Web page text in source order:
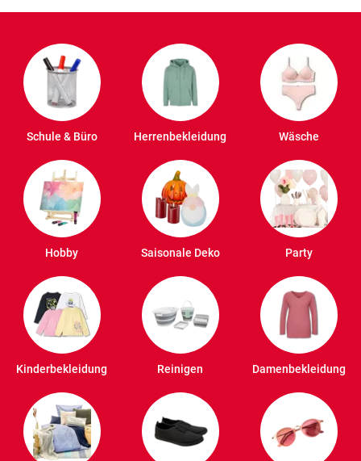
Schule & Büro Herrenbekleidung Wäsche
Hobby Saisonale Deko Party
Kinderbekleidung Reinigen Damenbekleidung